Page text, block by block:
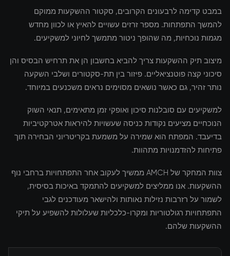
במבט קדימה לרבעונים הקרובים, סקטור ההשקעות ממוקם
להמשך התפתחות. מספר זרזים עשויים להאיץ או לכוון מחדש
מגמות נוכחיות, מה שהופך ניטור מתמשך לחיוני למשקיעים.
מיצוב תיק ההשקעות צריך להביא בחשבון הן את תרחיש הבסיס והן
סיכוני קצה פוטנציאליים. פיזור בין תת-סקטורים ושלבי השקעה
נותר זהיר, גם כאשר נושאים מסוימים נראים משכנעים במיוחד.
למשקיעים עם סובלנות סיכון ואופקי זמן מתאימים, תנאי השוק
הנוכחיים מציעים נקודות כניסה שעשויות להיראות אטרקטיביות
בדיעבד. המפתח הוא שמירה על משמעת בקריטריוני הבחירה תוך
פתיחות להזדמנויות מתהוות.
צוות המחקר של AMCH ממשיך לעקוב אחר התפתחויות ברחבי נוף
ההשקעות. אנו ממליצים למשקיעים להתמקד באיכות בסיסית,
לשמור על רזרבות נזילות נאותות ולהישאר מעודכנים לגבי
התפתחויות רגולטוריות ומקרו-כלכליות שעלולות להשפיע על תיקי
ההשקעות שלהם.